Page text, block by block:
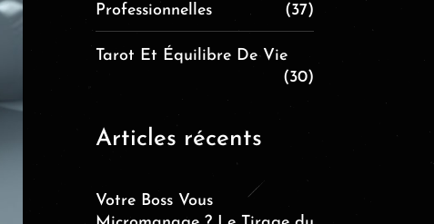
Professionnelles
(37)
Tarot Et Équilibre De Vie
(30)
Articles récents
Votre Boss Vous